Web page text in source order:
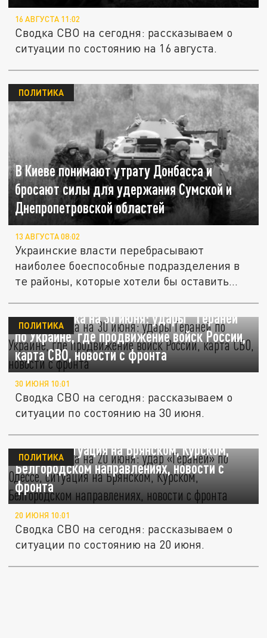
16 АВГУСТА 11:02
Сводка СВО на сегодня: рассказываем о
ситуации по состоянию на 16 августа.
В Киеве понимают утрату Донбасса и
бросают силы для удержания Сумской и
Днепропетровской областей
ПОЛИТИКА
13 АВГУСТА 08:02
Украинские власти перебрасывают
наиболее боеспособные подразделения в
те районы, которые хотели бы оставить
СВО – сводка на 30 июня: удары "Гераней"
по Украине, где продвижение войск России,
карта СВО, новости с фронта
ПОЛИТИКА
30 ИЮНЯ 10:01
Сводка СВО на сегодня: рассказываем о
ситуации по состоянию на 30 июня.
СВО – сводка на 20 июня: удар «Гераней» по
Одессе, ситуация на Брянском, Курском,
Белгородском направлениях, новости с
фронта
ПОЛИТИКА
20 ИЮНЯ 10:01
Сводка СВО на сегодня: рассказываем о
ситуации по состоянию на 20 июня.